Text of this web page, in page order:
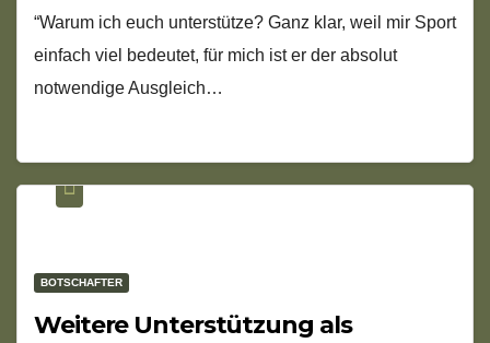
“Warum ich euch unterstütze? Ganz klar, weil mir Sport
einfach viel bedeutet, für mich ist er der absolut
notwendige Ausgleich…
BOTSCHAFTER
Weitere Unterstützung als